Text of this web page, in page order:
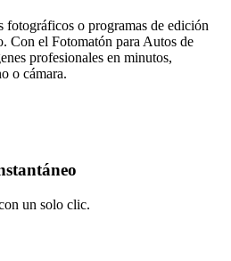
fotográficos o programas de edición
Con el Fotomatón para Autos de
profesionales en minutos,
o cámara.
un solo clic.